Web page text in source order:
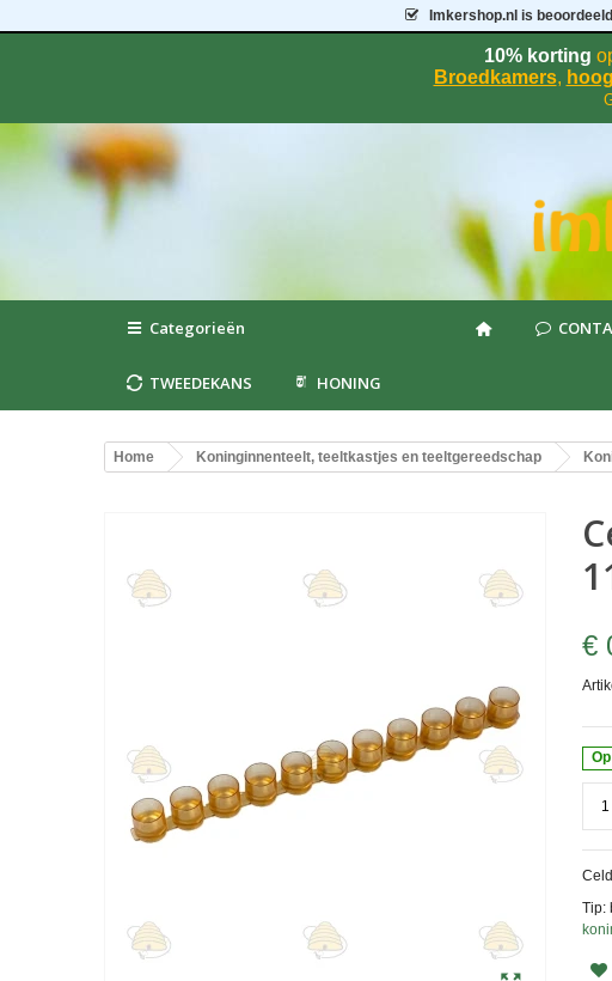
Imkershop.nl is
10% korting
Broedkamers,
Categorieën
TWEEDEKANS HONING
Home Koninginnenteelt, teeltkastjes en teeltgereedschap
€
Tip: